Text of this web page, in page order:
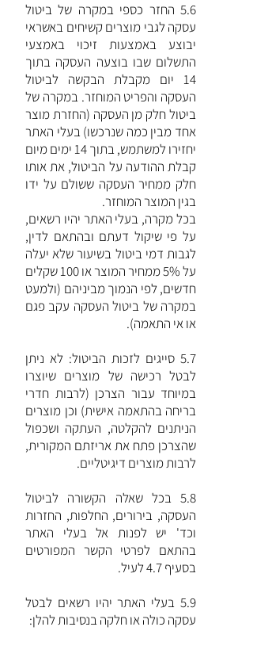
5.6 החזר כספי במקרה של ביטול
עסקה לגבי מוצרים קשיחים באשראי
יבוצע באמצעות זיכוי באמצעי
התשלום שבו בוצעה העסקה בתוך
14 יום מקבלת הבקשה לביטול
העסקה והפריט המוחזר. במקרה של
ביטול חלק מן העסקה (החזרת מוצר
אחד מבין כמה שנרכשו) בעלי האתר
יחזירו למשתמש, בתוך 14 ימים מיום
קבלת ההודעה על הביטול, את אותו
חלק ממחיר העסקה ששולם על ידו
בגין המוצר המוחזר.
בכל מקרה, בעלי האתר יהיו רשאים,
על פי שיקול דעתם ובהתאם לדין,
לגבות דמי ביטול בשיעור שלא יעלה
על 5% ממחיר המוצר או 100 שקלים
חדשים, לפי הנמוך מביניהם (ולמעט
במקרה של ביטול העסקה עקב פגם
או אי התאמה).
5.7 סייגים לזכות הביטול: לא ניתן
לבטל רכישה של מוצרים שיוצרו
במיוחד עבור הצרכן (לרבות חדרי
בריחה בהתאמה אישית) וכן מוצרים
הניתנים להקלטה, העתקה ושכפול
שהצרכן פתח את אריזתם המקורית,
לרבות מוצרים דיגיטליים.
5.8 בכל שאלה הקשורה לביטול
העסקה, בירורים, החלפות, החזרות
וכד' יש לפנות אל בעלי האתר
בהתאם לפרטי הקשר המפורטים
בסעיף 4.7 לעיל.
5.9 בעלי האתר יהיו רשאים לבטל
עסקה כולה או חלקה בנסיבות להלן: